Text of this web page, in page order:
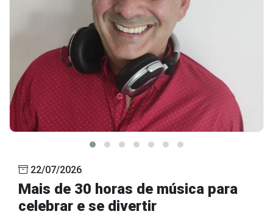
22/07/2026
Mais de 30 horas de música para
celebrar e se divertir